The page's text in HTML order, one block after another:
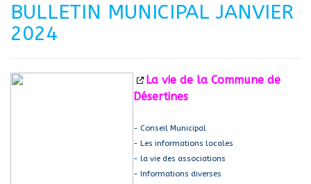
BULLETIN MUNICIPAL JANVIER
2024
La vie de la Commune de
Désertines
- Conseil Municipal
- Les informations locales
- la vie des associations
- Informations diverses